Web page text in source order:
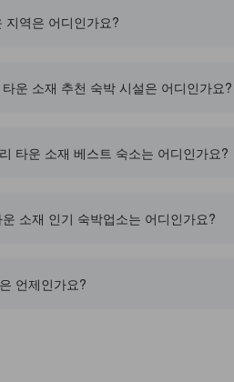
지역은 어디인가요?
운 소재 추천 숙박 시설은 어디인가요?
타운 소재 베스트 숙소는 어디인가요?
소재 인기 숙박업소는 어디인가요?
언제인가요?